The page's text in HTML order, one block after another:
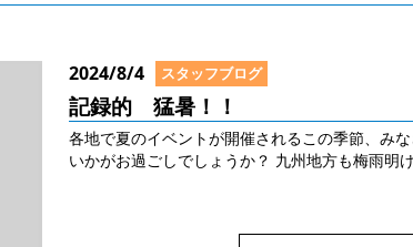
2024/8/4 スタッフブログ
記録的 猛暑！！
各地で夏のイベントが開催されるこの季節、み
いかがお過ごしでしょうか？ 九州地方も梅雨明